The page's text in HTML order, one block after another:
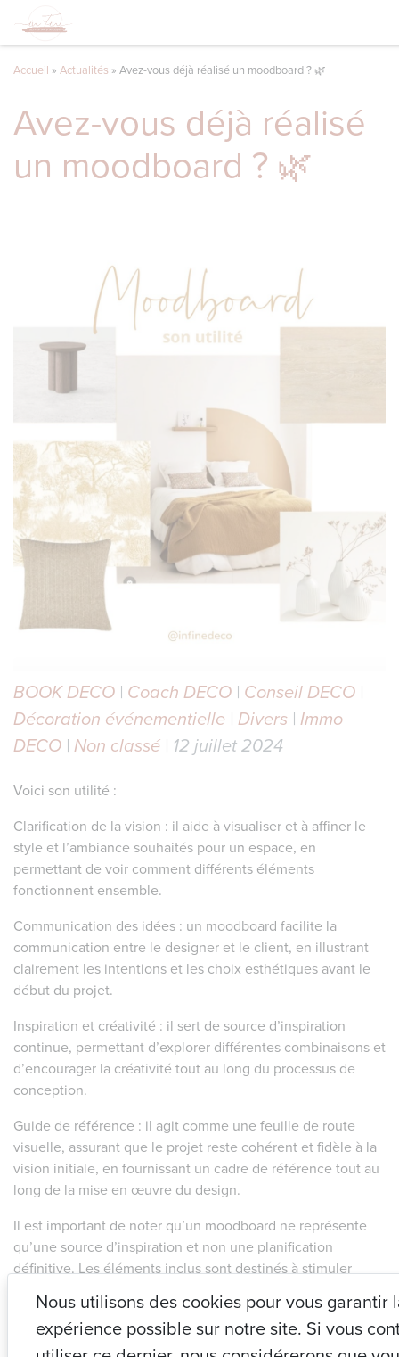
Accueil » Actualités » Avez-vous déjà réalisé un moodboard ? 🌿
Avez-vous déjà réalisé
un moodboard ? 🌿
BOOK DECO | Coach DECO | Conseil DECO |
Décoration événementielle | Divers | Immo
DECO | Non classé | 12 juillet 2024
Voici son utilité :
Clarification de la vision : il aide à visualiser et à affiner le
style et l’ambiance souhaités pour un espace, en
permettant de voir comment différents éléments
fonctionnent ensemble.
Communication des idées : un moodboard facilite la
communication entre le designer et le client, en illustrant
clairement les intentions et les choix esthétiques avant le
début du projet.
Inspiration et créativité : il sert de source d’inspiration
continue, permettant d’explorer différentes combinaisons et
d’encourager la créativité tout au long du processus de
conception.
Guide de référence : il agit comme une feuille de route
visuelle, assurant que le projet reste cohérent et fidèle à la
vision initiale, en fournissant un cadre de référence tout au
long de la mise en œuvre du design.
Il est important de noter qu’un moodboard ne représente
qu’une source d’inspiration et non une planification
définitive. Les éléments inclus sont destinés à stimuler
peuvent évoluer et s’adapter en fonction des contraintes
pratiques, budgétaires et des préférences finales du client.
Nous utilisons des cookies pour vous garantir
expérience possible sur notre site. Si vous